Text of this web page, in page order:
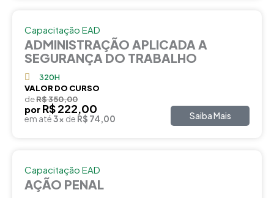
Capacitação EAD
ADMINISTRAÇÃO APLICADA A
SEGURANÇA DO TRABALHO
320H
VALOR DO CURSO
deR$ 350,00
por R$ 222,00
em até3x de R$ 74,00 Saiba Mais
Capacitação EAD
AÇÃO PENAL